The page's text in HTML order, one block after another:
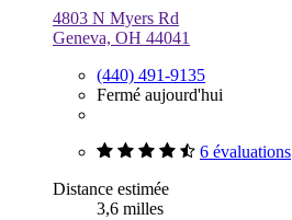
4803 N Myers Rd
Geneva, OH 44041
(440) 491-9135
Fermé aujourd'hui
6 évaluations
Distance estimée
3,6 milles